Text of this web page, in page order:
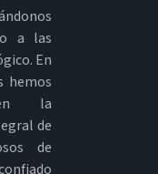
a las
En
hemos
en la
de
de